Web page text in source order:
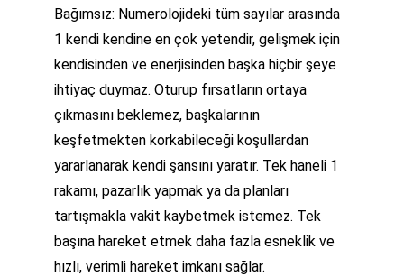
Bağımsız: Numerolojideki tüm sayılar arasında
1 kendi kendine en çok yetendir, gelişmek için
kendisinden ve enerjisinden başka hiçbir şeye
ihtiyaç duymaz. Oturup fırsatların ortaya
çıkmasını beklemez, başkalarının
keşfetmekten korkabileceği koşullardan
yararlanarak kendi şansını yaratır. Tek haneli 1
rakamı, pazarlık yapmak ya da planları
tartışmakla vakit kaybetmek istemez. Tek
başına hareket etmek daha fazla esneklik ve
hızlı, verimli hareket imkanı sağlar.